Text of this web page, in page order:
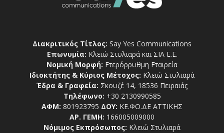
Διακριτικός Τίτλος: Say Yes Communications
Επωνυμία: Κλειώ Στυλιαρά και ΣΙΑ Ε.Ε.
Νομική Μορφή: Ετερόρρυθμη Εταιρεία
Ιδιοκτήτης & Κύριος Μέτοχος: Κλειώ Στυλιαρά
Έδρα & Γραφεία: Σκουζέ 14, 18536 Πειραιάς
Τηλέφωνο: +30 2130990585
ΑΦΜ: 801923795 ΔΟΥ: ΚΕ.ΦΟ.ΔΕ ΑΤΤΙΚΗΣ
ΑΡ. ΓΕΜΗ: 166005009000
Νόμιμος Εκπρόσωπος: Κλειώ Στυλιαρά